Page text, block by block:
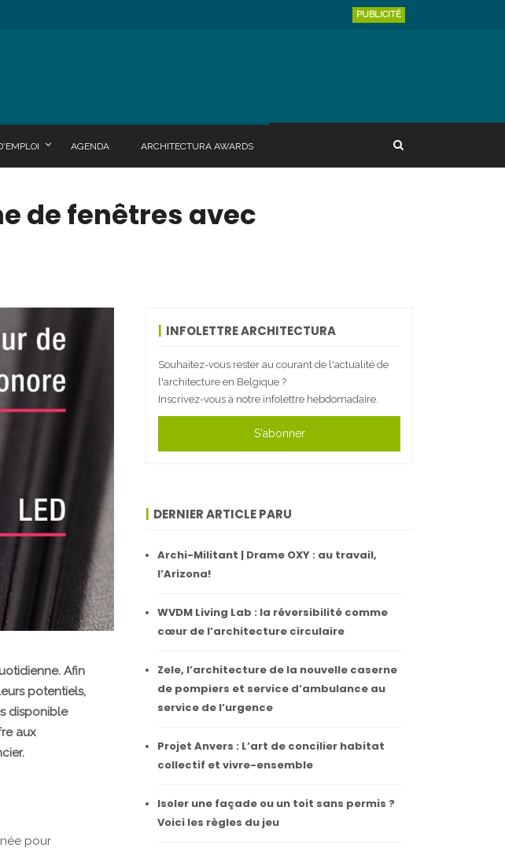
PUBLICITÉ
AGENDA ARCHITECTURA AWARDS
de fenêtres avec
Afin
potentiels,
disponible
aux
pour
INFOLETTRE ARCHITECTURA
Souhaitez-vous rester au courant de l'actualité de
l'architecture en Belgique ?
Inscrivez-vous à notre infolettre hebdomadaire.
S'abonner
DERNIER ARTICLE PARU
Archi-Militant | Drame OXY : au travail,
l’Arizona!
WVDM Living Lab : la réversibilité comme
cœur de l’architecture circulaire
Zele, l’architecture de la nouvelle caserne
de pompiers et service d’ambulance au
service de l’urgence
Projet Anvers : L’art de concilier habitat
collectif et vivre-ensemble
Isoler une façade ou un toit sans permis ?
Voici les règles du jeu